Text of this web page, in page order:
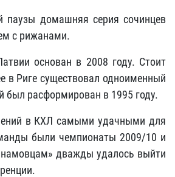
паузы домашняя серия сочинцев
с рижанами.
основан в 2008 году. Стоит
в Риге существовал одноименный
был расформирован в 1995 году.
в КХЛ самыми удачными для
были чемпионаты 2009/10 и
дважды удалось выйти